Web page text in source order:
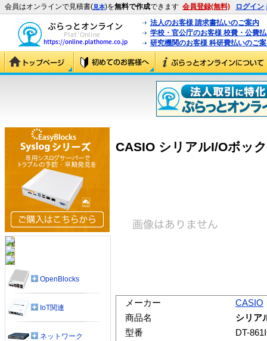
会員はオンラインで見積書(見本)を無料で作成できます 会員登録(無料) ログイン
法人のお客様 請求書払いのご案内
学校・官公庁のお客様 校費・公費
研究機関のお客様 科研費払いのご
CASIO シリアルI/Oボッ
メーカー
CASIO
商品名
シリア
型番
DT-
OpenBlocks
IoT関連
ネットワーク